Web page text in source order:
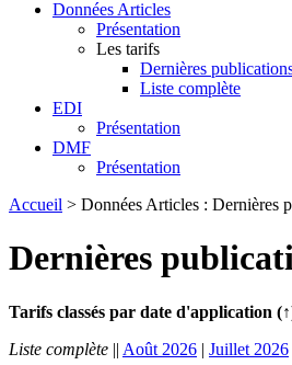
Données Articles
Présentation
Les tarifs
Dernières
Liste complète
EDI
Présentation
DMF
Présentation
Accueil > Données Articles : Dernières
Dernières
Tarifs classés par date d'application
Liste complète || Août 2026 | Juillet 2026